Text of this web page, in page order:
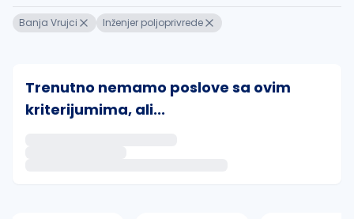
Banja Vrujci Inženjer poljoprivrede
Trenutno nemamo poslove sa ovim
kriterijumima, ali...